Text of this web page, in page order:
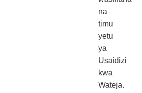
na
timu
yetu
ya
Usaidizi
kwa
Wateja.